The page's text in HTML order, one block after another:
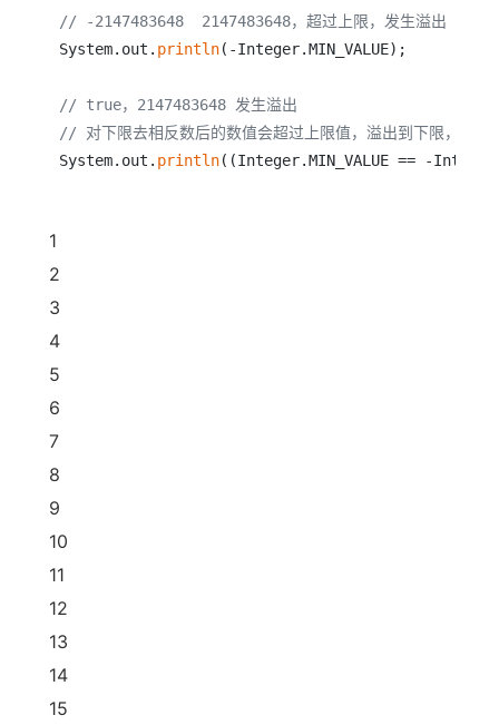
// -2147483648  2147483648，超过上限，发生溢出
System.out. println(-Integer.MIN_VALUE);
// true，2147483648 发生溢出
// 对下限去相反数后的数值会超过上限值，溢出到下限，因此
System.out. println((Integer.MIN_VALUE == -
1
2
3
4
5
6
7
8
9
10
11
12
13
14
15